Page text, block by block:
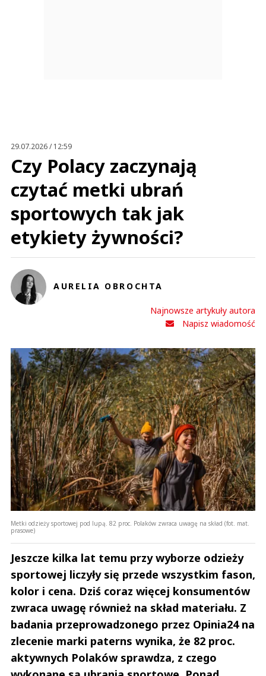
29.07.2026 / 12:59
Czy Polacy zaczynają
czytać metki ubrań
sportowych tak jak
etykiety żywności?
AURELIA OBROCHTA
Najnowsze artykuły autora
Napisz wiadomość
Metki odzieży sportowej pod lupą. 82 proc. Polaków zwraca uwagę na skład (fot. mat.
prasowe)
Jeszcze kilka lat temu przy wyborze odzieży
sportowej liczyły się przede wszystkim fason,
kolor i cena. Dziś coraz więcej konsumentów
zwraca uwagę również na skład materiału. Z
badania przeprowadzonego przez Opinia24 na
zlecenie marki paterns wynika, że 82 proc.
aktywnych Polaków sprawdza, z czego